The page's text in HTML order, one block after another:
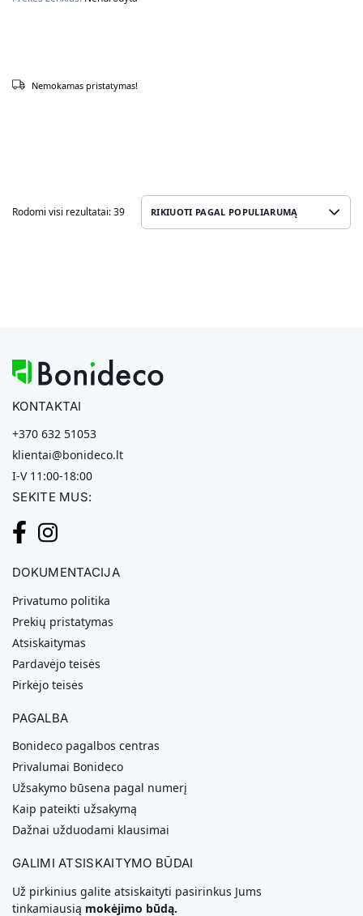
Nemokamas pristatymas!
Rodomi visi rezultatai: 39
KONTAKTAI
+370 632 51053
klientai@bonideco.lt
I-V 11:00-18:00
SEKITE MUS:
DOKUMENTACIJA
Privatumo politika
Prekių pristatymas
Atsiskaitymas
Pardavėjo teisės
Pirkėjo teisės
PAGALBA
Bonideco pagalbos centras
Privalumai Bonideco
Užsakymo būsena pagal numerį
Kaip pateikti užsakymą
Dažnai užduodami klausimai
GALIMI ATSISKAITYMO BŪDAI
Už pirkinius galite atsiskaityti pasirinkus Jums
tinkamiausią mokėjimo būdą.